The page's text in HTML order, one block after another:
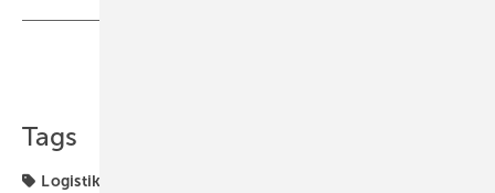
Tags
Logistikzentrum